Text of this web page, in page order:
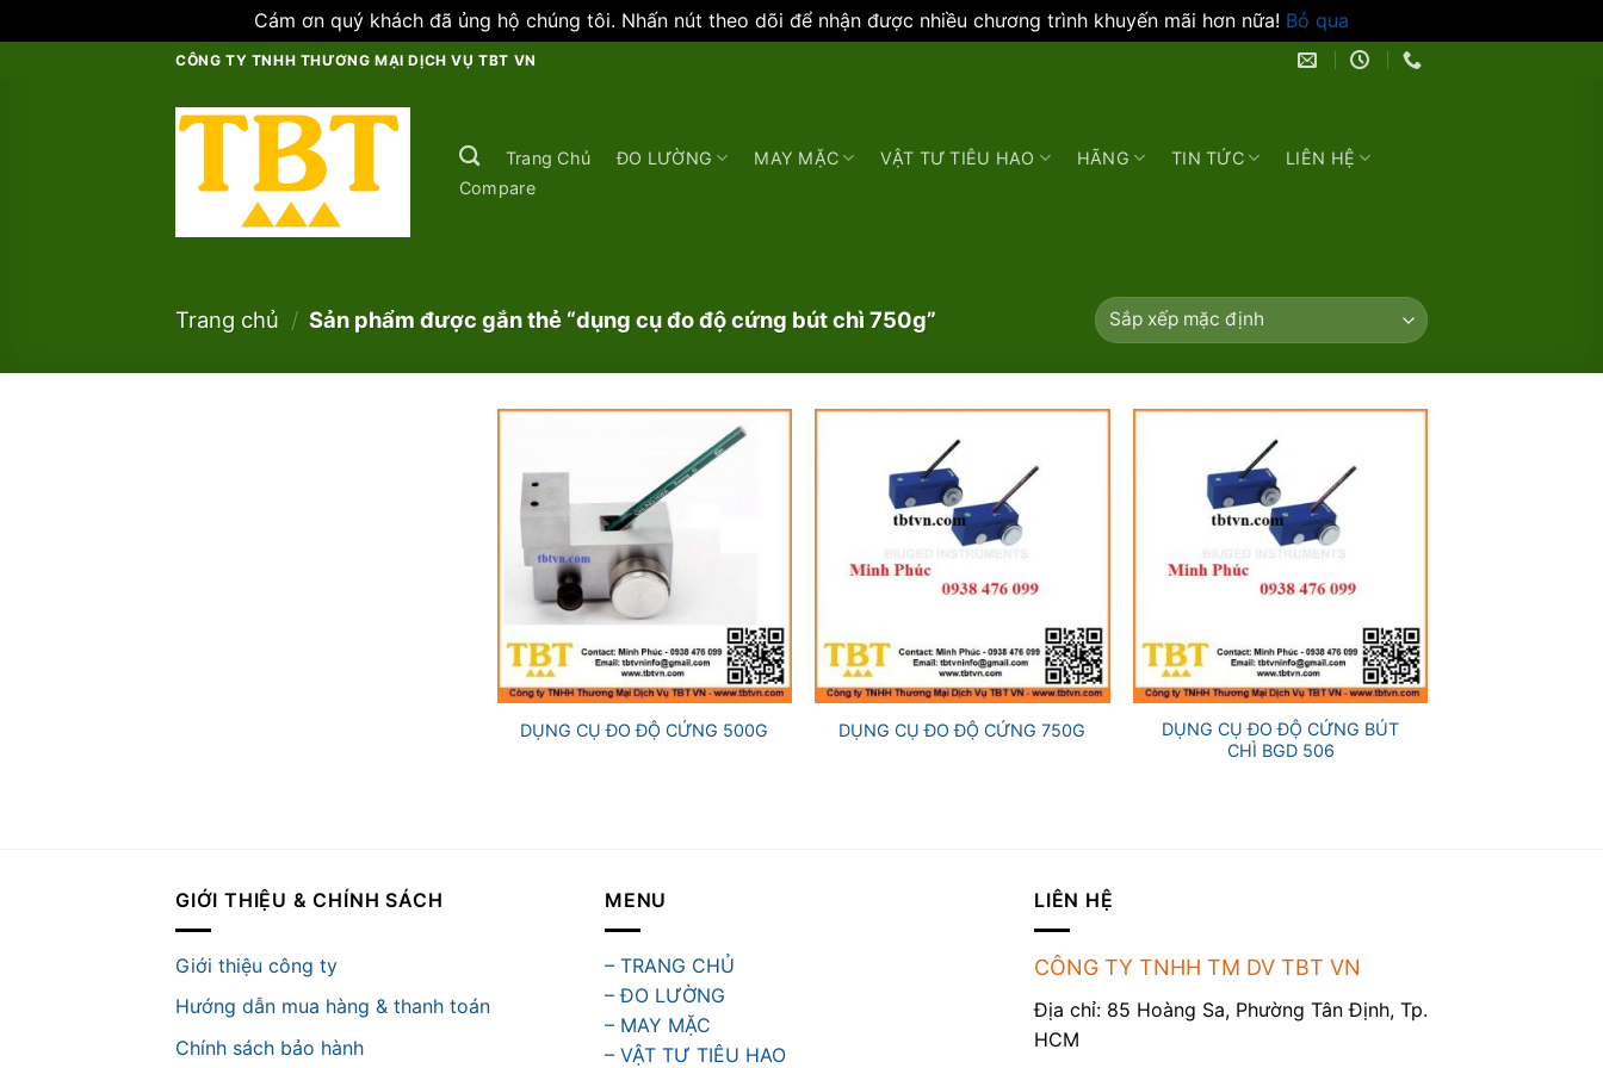
Cám ơn quý khách đã ủng hộ chúng tôi. Nhấn nút theo dõi để nhận được nhiều chương trình khuyến mãi hơn nữa! Bỏ qua
CÔNG TY TNHH THƯƠNG MẠI DỊCH VỤ TBT VN
Trang Chủ ĐO LƯỜNG MAY MẶC VẬT TƯ TIÊU HAO HÃNG TIN TỨC
LIÊN HỆ
Compare
Trang chủ / Sản phẩm được gắn thẻ “dụng cụ đo độ cứng bút chì 750g”
+
DỤNG CỤ ĐO ĐỘ CỨNG 500G
+
DỤNG CỤ ĐO ĐỘ CỨNG 750G
+
DỤNG CỤ ĐO ĐỘ CỨNG BÚT
CHÌ BGD 506
GIỚI THIỆU & CHÍNH SÁCH
Giới thiệu công ty
Hướng dẫn mua hàng & thanh toán
Chính sách bảo hành
MENU
– TRANG CHỦ
– ĐO LƯỜNG
– MAY MẶC
– VẬT TƯ TIÊU HAO
LIÊN HỆ
CÔNG TY TNHH TM DV TBT VN
Địa chỉ: 85 Hoàng Sa, Phường Tân Định, Tp.
HCM